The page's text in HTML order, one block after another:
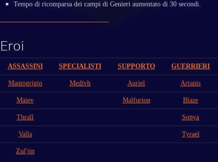
Tempo di ricomparsa dei campi di Genieri aumentato di 30 secondi.
Eroi
ASSASSINI SPECIALISTI SUPPORTO GUERRIERI
Mantogrigio Medivh Auriel Artanis
Maiev Malfurion Blaze
Thrall Sonya
Valla Tyrael
Zul'jin